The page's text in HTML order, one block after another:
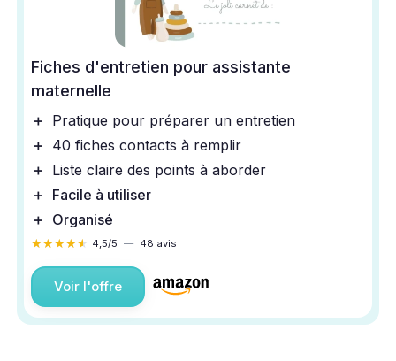
Fiches d'entretien pour assistante
maternelle
＋ Pratique pour préparer un entretien
＋ 40 fiches contacts à remplir
＋ Liste claire des points à aborder
＋ Facile à utiliser
＋ Organisé
★★★★★
★★★★★ 4,5/5 — 48 avis
Voir l'offre